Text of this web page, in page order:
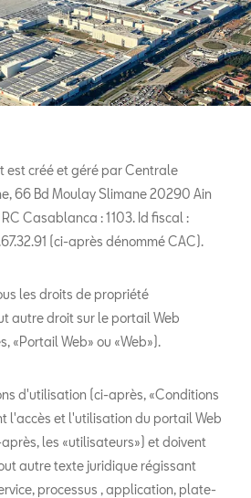
est créé et géré par Centrale
66 Bd Moulay Slimane 20290 Ain
Casablanca : 1103. Id fiscal :
(ci-après dénommé CAC).
les droits de propriété
autre droit sur le portail Web
«Portail Web» ou «Web»).
d'utilisation (ci-après, «Conditions
l'accès et l'utilisation du portail Web
les «utilisateurs») et doivent
autre texte juridique régissant
processus , application, plate-